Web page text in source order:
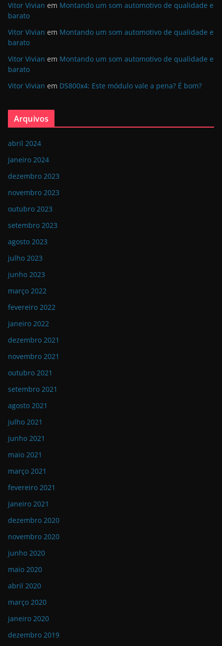
Vitor Vivian em Montando um som automotivo de qualidade e
barato
Vitor Vivian em Montando um som automotivo de qualidade e
barato
Vitor Vivian em Montando um som automotivo de qualidade e
barato
Vitor Vivian em DS800x4: Este módulo vale a pena? É bom?
Arquivos
abril 2024
janeiro 2024
dezembro 2023
novembro 2023
outubro 2023
setembro 2023
agosto 2023
julho 2023
junho 2023
março 2022
fevereiro 2022
janeiro 2022
dezembro 2021
novembro 2021
outubro 2021
setembro 2021
agosto 2021
julho 2021
junho 2021
maio 2021
março 2021
fevereiro 2021
janeiro 2021
dezembro 2020
novembro 2020
junho 2020
maio 2020
abril 2020
março 2020
janeiro 2020
dezembro 2019